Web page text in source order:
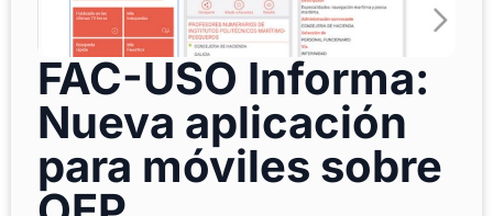
FAC-USO Informa:
Nueva aplicación
para móviles sobre